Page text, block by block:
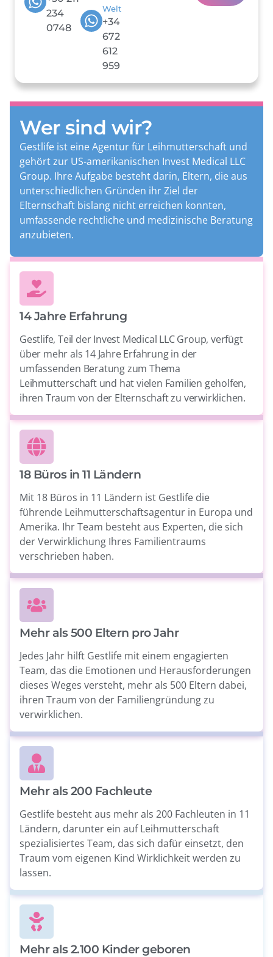
234
0748
Welt
+34
672
612
959
Wer sind wir?
Gestlife ist eine Agentur für Leihmutterschaft und
gehört zur US-amerikanischen Invest Medical LLC
Group. Ihre Aufgabe besteht darin, Eltern, die aus
unterschiedlichen Gründen ihr Ziel der
Elternschaft bislang nicht erreichen konnten,
umfassende rechtliche und medizinische Beratung
anzubieten.
14 Jahre Erfahrung
Gestlife, Teil der Invest Medical LLC Group, verfügt
über mehr als 14 Jahre Erfahrung in der
umfassenden Beratung zum Thema
Leihmutterschaft und hat vielen Familien geholfen,
ihren Traum von der Elternschaft zu verwirklichen.
18 Büros in 11 Ländern
Mit 18 Büros in 11 Ländern ist Gestlife die
führende Leihmutterschaftsagentur in Europa und
Amerika. Ihr Team besteht aus Experten, die sich
der Verwirklichung Ihres Familientraums
verschrieben haben.
Mehr als 500 Eltern pro Jahr
Jedes Jahr hilft Gestlife mit einem engagierten
Team, das die Emotionen und Herausforderungen
dieses Weges versteht, mehr als 500 Eltern dabei,
ihren Traum von der Familiengründung zu
verwirklichen.
Mehr als 200 Fachleute
Gestlife besteht aus mehr als 200 Fachleuten in 11
Ländern, darunter ein auf Leihmutterschaft
spezialisiertes Team, das sich dafür einsetzt, den
Traum vom eigenen Kind Wirklichkeit werden zu
lassen.
Mehr als 2.100 Kinder geboren